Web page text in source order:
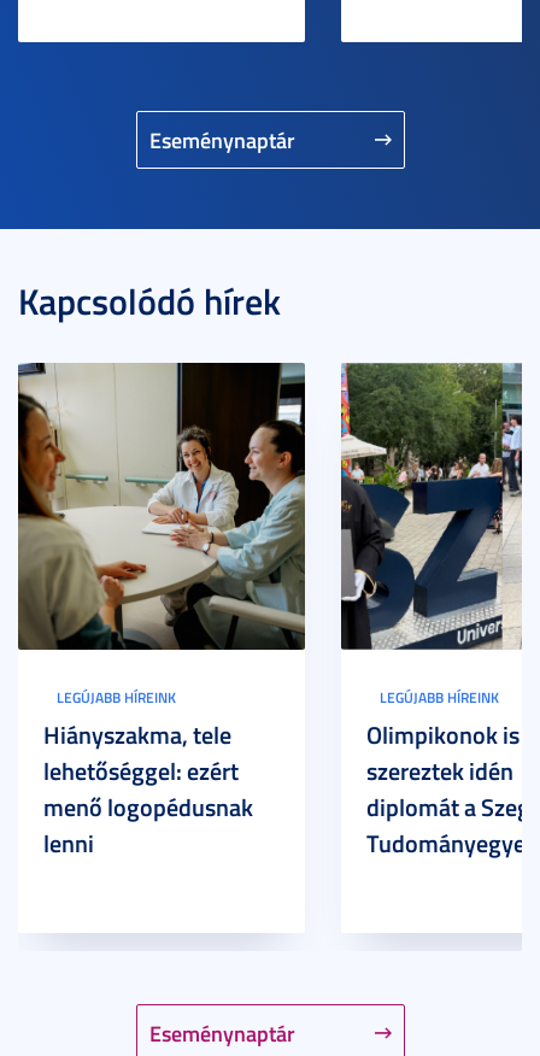
Eseménynaptár
Kapcsolódó hírek
Eseménynaptár
LEGÚJABB HÍREINK
Hiányszakma, tele
lehetőséggel: ezért
menő logopédusnak
lenni
LEGÚJABB HÍREINK
Olimpikonok is
szereztek idén
diplomát a